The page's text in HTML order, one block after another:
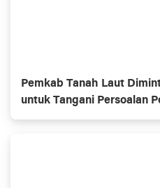
Pemkab Tanah Laut
untuk Tangani Persoalan